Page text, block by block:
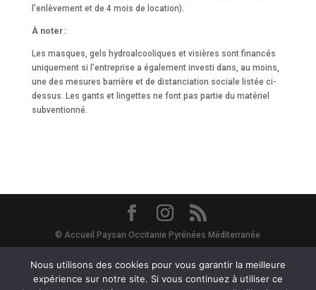
l’enlèvement et de 4 mois de location).
À noter :
Les masques, gels hydroalcooliques et visières sont financés
uniquement si l’entreprise a également investi dans, au moins,
une des mesures barrière et de distanciation sociale listée ci-
dessus. Les gants et lingettes ne font pas partie du matériel
subventionné.
© Accueil Paysan Occitanie Pyrénées Méditerranée
Site Map Mentions Légales - - Avec le soutien de
Nous utilisons des cookies pour vous garantir la meilleure
expérience sur notre site. Si vous continuez à utiliser ce